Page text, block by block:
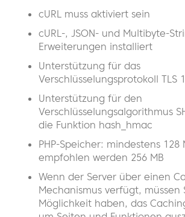
cURL muss aktiviert sein
cURL-, JSON- und Multibyte-
Erweiterungen installiert
Unterstützung für das
Verschlüsselungsprotokoll TLS
Unterstützung für den
Verschlüsselungsalgorithmus
die Funktion hash_hmac
PHP-Speicher: mindestens 128
empfohlen werden 256 MB
Wenn der Server über einen
Mechanismus verfügt, müssen
Möglichkeit haben, das